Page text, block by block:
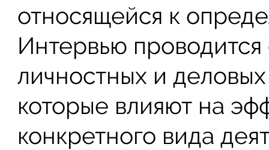
относящейся к
Интервью
личностных и
которые влияют на
конкретного вида